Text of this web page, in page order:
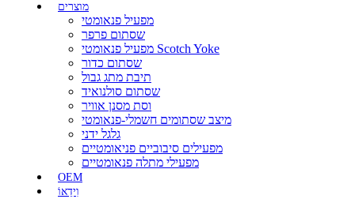
מוצרים
מפעיל פנאומטי
שסתום פרפר
מפעיל פנאומטי Scotch Yoke
שסתום כדור
תיבת מתג גבול
שסתום סולנואיד
וסת מסנן אוויר
מיצב שסתומים חשמלי-פנאומטי
גלגל ידני
מפעילים סיבוביים פניאומטיים
מפעילי מתלה פנאומטיים
OEM
וִידֵאוֹ